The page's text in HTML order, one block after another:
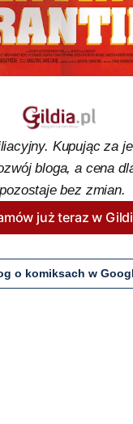
Kupując za
bloga, a cena
pozostaje bez zmian.
już teraz w
o komiksach w